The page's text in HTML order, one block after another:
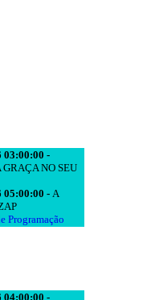
03:00:00 -
GRAÇA NO SEU
05:00:00 -A
Programação
04:00:00 -